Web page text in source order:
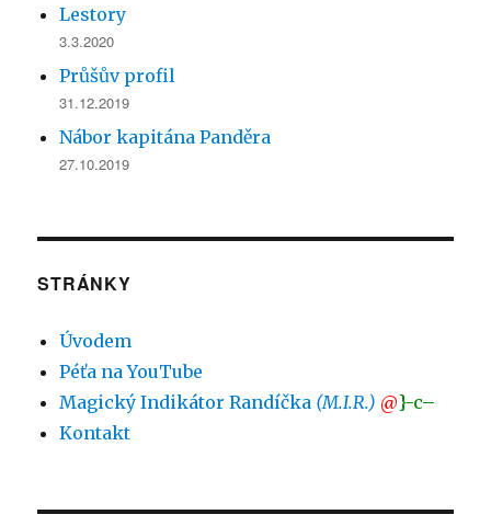
Lestory
3.3.2020
Průšův profil
31.12.2019
Nábor kapitána Panděra
27.10.2019
STRÁNKY
Úvodem
Péťa na YouTube
Magický Indikátor Randíčka (M.I.R.) @}-c–
Kontakt